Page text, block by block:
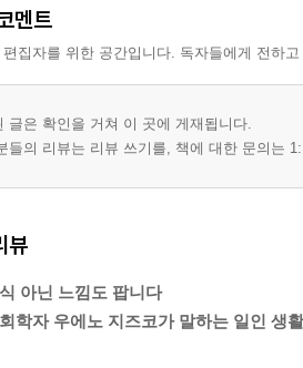
멘트
집자를 위한 공간입니다. 독자들에게 전하
글은 확인을 거쳐 이 곳에 게재됩니다.
들의 리뷰는 리뷰 쓰기를, 책에 대한 문의는
뷰
아닌 느낌도 팝니다
학자 우에노 지즈코가 말하는 일인 생활